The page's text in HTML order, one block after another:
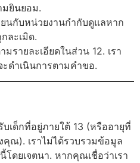
ยินยอม.
ยนกับหน่วยงานกำกับดูแลหาก
ละเมิด.
รายละเอียดในส่วน 12. เรา
ดำเนินการตามคำขอ.
บเด็กที่อยู่ภายใต้ 13 (หรืออายุที่
ณ). เราไม่ได้รวบรวมข้อมูล
ดยเจตนา. หากคุณเชื่อว่าเรา